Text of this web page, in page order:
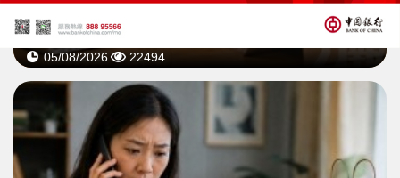
大灣區跨境消費可「一鍵投訴」
粵港澳完善糾紛轉辦機制
05/08/2026 22494